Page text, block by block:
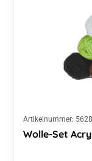
Artikelnummer:
Wolle-Set